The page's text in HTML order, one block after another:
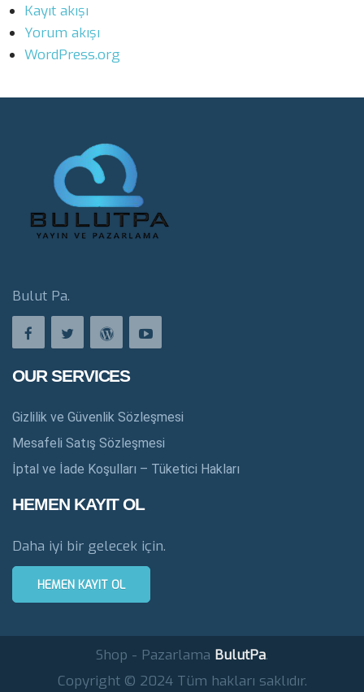
Kayıt akışı
Yorum akışı
WordPress.org
Bulut Pa.
OUR SERVICES
Gizlilik ve Güvenlik Sözleşmesi
Mesafeli Satış Sözleşmesi
İptal ve İade Koşulları – Tüketici Hakları
HEMEN KAYIT OL
Daha iyi bir gelecek için.
HEMEN KAYIT OL
Shop - Pazarlama BulutPa.
Copyright © 2024 Tüm hakları saklıdır.